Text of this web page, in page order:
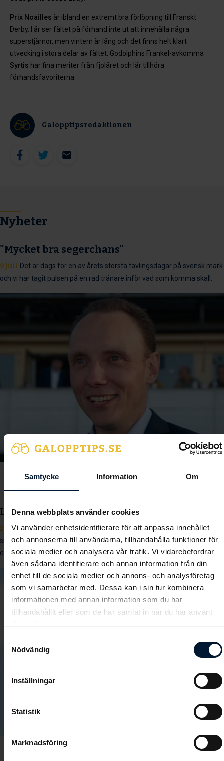
Samtycke Information Om
Denna webbplats använder cookies
Vi använder enhetsidentifierare för att anpassa innehållet
och annonserna till användarna, tillhandahålla funktioner för
sociala medier och analysera vår trafik. Vi vidarebefordrar
även sådana identifierare och annan information från din
enhet till de sociala medier och annons- och analysföretag
som vi samarbetar med. Dessa kan i sin tur kombinera
informationen med annan information som du har
tillhandahållit eller som de har samlat in när du har använt
Nödvändig
Inställningar
Statistik
Marknadsföring
Prix Noailles är ibland en extremt bra förlöpning till Franskt
Derby. I år ser fältet på förhand inte ut att innehålla några
superstjärnor, men vintern är lång och det finns helt klart
utvecking i stora delar av fältet. Godolphins Frankel-avkomma
Syrtis har fina meriter från fjolåret och lär tillhöra
förhandsfavoriterna.
Galopptipsredaktionen
Nyheter
"Mycket bra segerchans"
9 juli Det är dags för en av årets största tävlingsdagar på svensk mark
och vi har tagit pulsen på en rad tränare inför vad som komma skall.
Lägg namnet Evelina Rönnlund på minnet
2025-10-05Evelina Rönnlund är bara några få segrar ifrån att rida ur
sin viktlättnad som lärling. Jockeyn som ständigt suktar efter nya
erfarenheter och kunskap.